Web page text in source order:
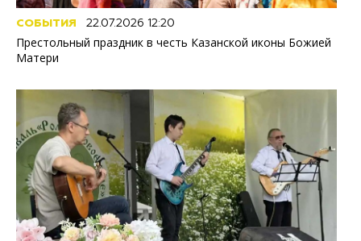
СОБЫТИЯ 22.07.2026 12:20
Престольный праздник в честь Казанской иконы Божией
Матери